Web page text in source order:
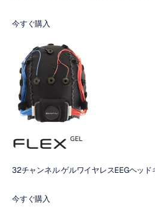
今すぐ購入
32チャンネル ゲルワイヤレスEEGヘッド
今すぐ購入